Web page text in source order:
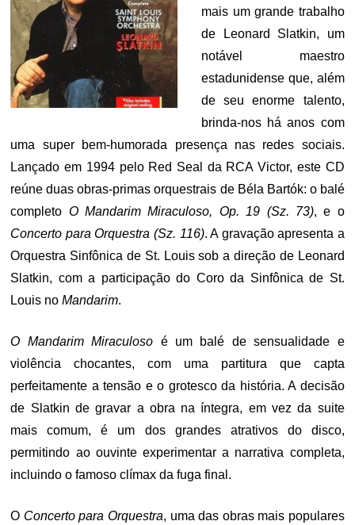
mais um grande trabalho
de Leonard Slatkin, um
notável maestro
estadunidense que, além
de seu enorme talento,
brinda-nos há anos com
uma super bem-humorada presença nas redes sociais.
Lançado em 1994 pelo Red Seal da RCA Victor, este CD
reúne duas obras-primas orquestrais de Béla Bartók: o balé
completo O Mandarim Miraculoso, Op. 19 (Sz. 73), e o
Concerto para Orquestra (Sz. 116). A gravação apresenta a
Orquestra Sinfônica de St. Louis sob a direção de Leonard
Slatkin, com a participação do Coro da Sinfônica de St.
Louis noMandarim.
O Mandarim Miraculoso é um balé de sensualidade e
violência chocantes, com uma partitura que capta
perfeitamente a tensão e o grotesco da história. A decisão
de Slatkin de gravar a obra na íntegra, em vez da suite
mais comum, é um dos grandes atrativos do disco,
permitindo ao ouvinte experimentar a narrativa completa,
incluindo o famoso clímax da fuga final.
O Concerto para Orquestra, uma das obras mais populares